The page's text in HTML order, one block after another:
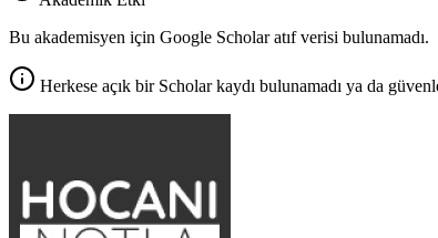
Bu akademisyen için Google Scholar atıf verisi bulunamadı.
Herkese açık bir Scholar kaydı bulunamadı ya da